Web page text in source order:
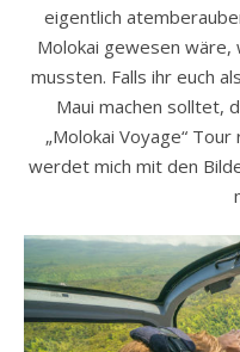
eigentlich
Molokai gewesen
mussten. Falls ihr euch
Maui machen solltet,
„Molokai Voyage“
werdet mich mit den